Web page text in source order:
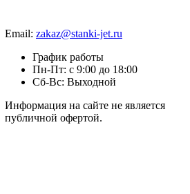
Email: zakaz@stanki-jet.ru
График работы
Пн-Пт: с 9:00 до 18:00
Сб-Вс: Выходной
Информация на сайте не является
публичной офертой.